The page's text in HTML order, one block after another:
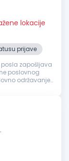
lokacije
prijave
zapošljava
poslovnog